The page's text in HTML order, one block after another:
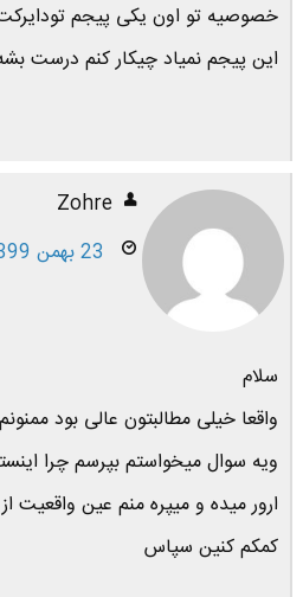
خصوصیه تو اون یکی پیجم
این پیجم نمیاد چیکار کنم درست
Zohre
23 بهمن 1399
سلام
واقعا خیلی مطالبتون عالی بود
ویه سوال میخواستم بپرسم چرا
ارور میده و میپره منم عین واقعیت
کمکم کنین سپاس